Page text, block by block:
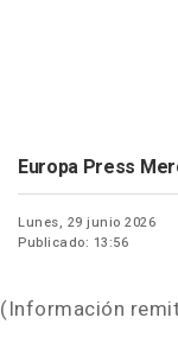
Europa Press
Lunes, 29 junio 2026
Publicado: 13:56
(Información